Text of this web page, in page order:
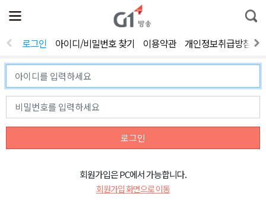
전
체
뉴
열
통
합
색
로그인 아이디/비밀번호 찾기 이용약관 개인정보취급방침
로그인
회원가입은 PC에서 가능합니다.
회원가입 화면으로 이동